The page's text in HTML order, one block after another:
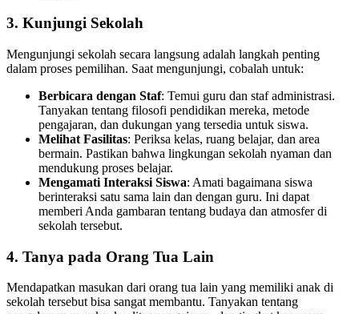
3. Kunjungi Sekolah
Mengunjungi sekolah secara langsung adalah langkah penting
dalam proses pemilihan. Saat mengunjungi, cobalah untuk:
Berbicara dengan Staf: Temui guru dan staf administrasi.
Tanyakan tentang filosofi pendidikan mereka, metode
pengajaran, dan dukungan yang tersedia untuk siswa.
Melihat Fasilitas: Periksa kelas, ruang belajar, dan area
bermain. Pastikan bahwa lingkungan sekolah nyaman dan
mendukung proses belajar.
Mengamati Interaksi Siswa: Amati bagaimana siswa
berinteraksi satu sama lain dan dengan guru. Ini dapat
memberi Anda gambaran tentang budaya dan atmosfer di
sekolah tersebut.
4. Tanya pada Orang Tua Lain
Mendapatkan masukan dari orang tua lain yang memiliki anak di
sekolah tersebut bisa sangat membantu. Tanyakan tentang